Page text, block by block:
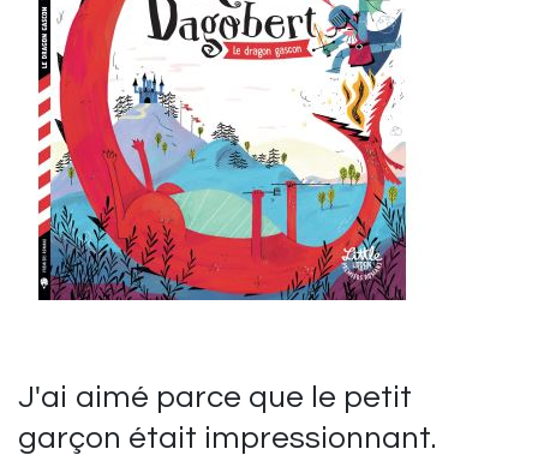
J'ai aimé parce que le petit
garçon était impressionnant.